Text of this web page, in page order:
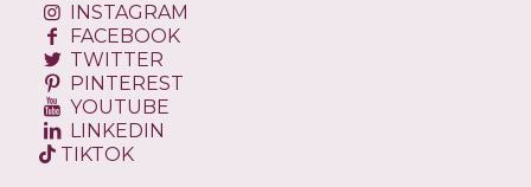
INSTAGRAM
FACEBOOK
TWITTER
PINTEREST
YOUTUBE
LINKEDIN
TIKTOK